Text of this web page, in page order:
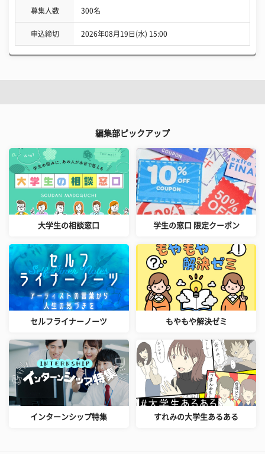
募集人数 300名
申込締切 2026年08月19日(水) 15:00
編集部ピックアップ
大学生の相談窓口 学生の窓口 限定クーポン
セルフライナーノーツ もやもや解決ゼミ
インターンシップ特集 すれみの大学生あるある